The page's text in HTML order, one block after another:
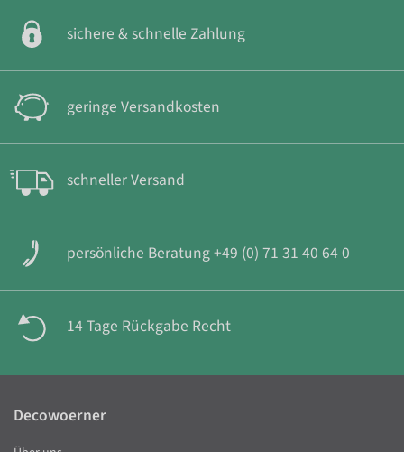
sichere & schnelle Zahlung
geringe Versandkosten
schneller Versand
persönliche Beratung +49 (0) 71 31 40 64 0
14 Tage Rückgabe Recht
Decowoerner